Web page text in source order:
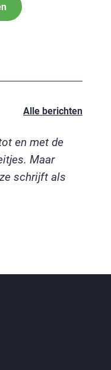
Alle berichten
en met de
Maar
schrijft als